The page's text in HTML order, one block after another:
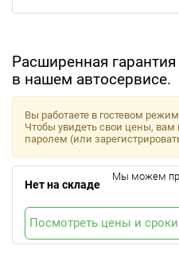
Расширенная
в нашем автосервисе.
Вы работаете в гостевом
Чтобы увидеть свои цены,
паролем (или
Нет на складе
Мы можем
Посмотреть цены и сроки